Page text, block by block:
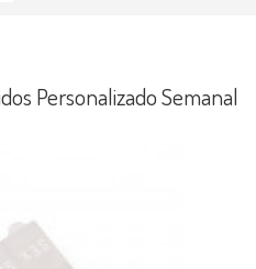
Personalizado Semanal